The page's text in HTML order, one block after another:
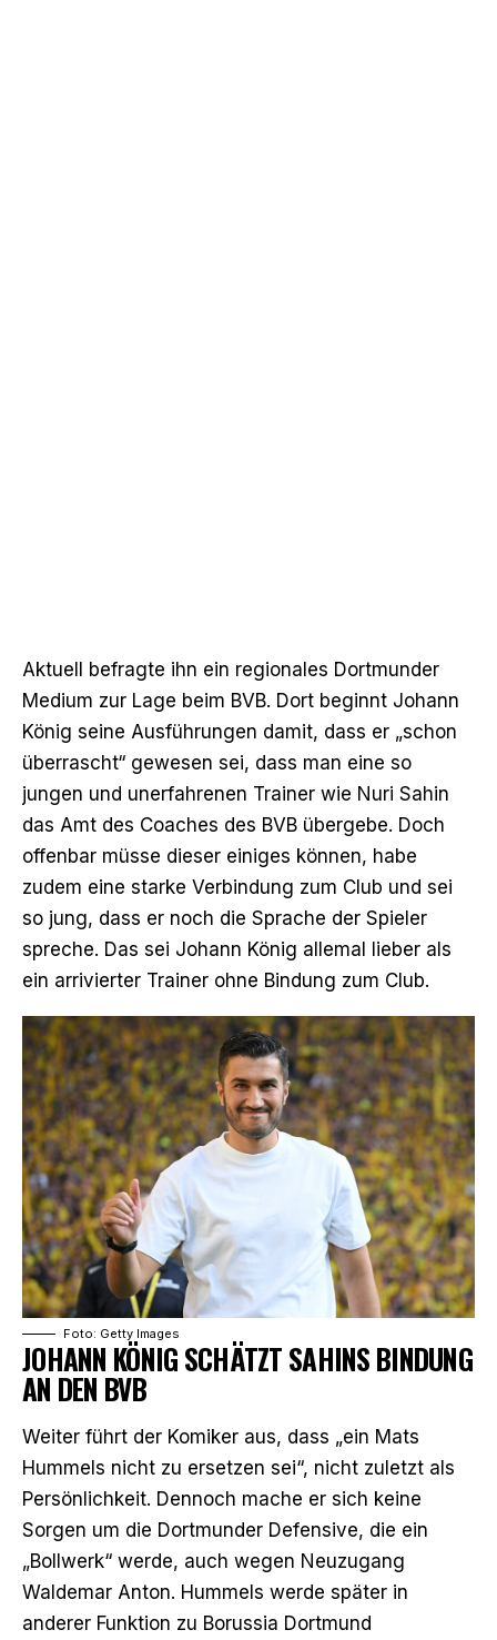
Aktuell befragte ihn ein regionales Dortmunder
Medium zur Lage beim BVB. Dort beginnt Johann
König seine Ausführungen damit, dass er „schon
überrascht“ gewesen sei, dass man eine so
jungen und unerfahrenen Trainer wie Nuri Sahin
das Amt des Coaches des BVB übergebe. Doch
offenbar müsse dieser einiges können, habe
zudem eine starke Verbindung zum Club und sei
so jung, dass er noch die Sprache der Spieler
spreche. Das sei Johann König allemal lieber als
ein arrivierter Trainer ohne Bindung zum Club.
Foto: Getty Images
JOHANN KÖNIG SCHÄTZT SAHINS BINDUNG
AN DEN BVB
Weiter führt der Komiker aus, dass „ein Mats
Hummels nicht zu ersetzen sei“, nicht zuletzt als
Persönlichkeit. Dennoch mache er sich keine
Sorgen um die Dortmunder Defensive, die ein
„Bollwerk“ werde, auch wegen Neuzugang
Waldemar Anton. Hummels werde später in
anderer Funktion zu Borussia Dortmund